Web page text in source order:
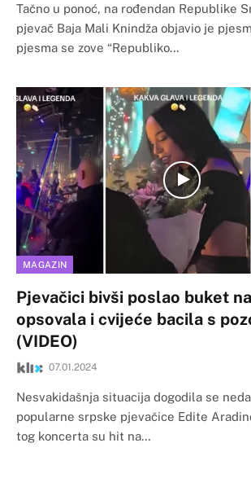
Tačno u ponoć, na rođendan Republike
pjevač Baja Mali Knindža objavio je
pjesma se zove “Republiko…
MAGAZIN
Pjevačici bivši poslao buket
opsovala i cvijeće bacila s
(VIDEO)
07.01.2024
Nesvakidašnja situacija dogodila se
popularne srpske pjevačice Edite
tog koncerta su hit na…